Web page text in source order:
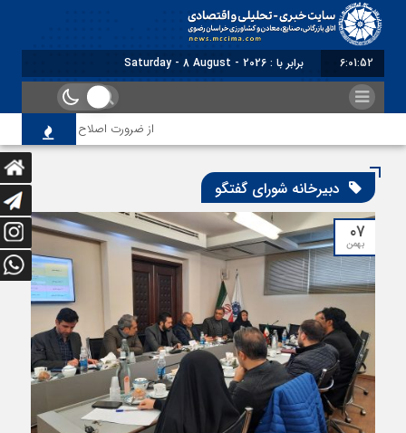
6:01:53 برابر با : Saturday - 8 August - 2026
از ضرورت اصلاح رویه‌های بازرسی تا
دبیرخانه شورای گفتگو
۰۷
بهمن